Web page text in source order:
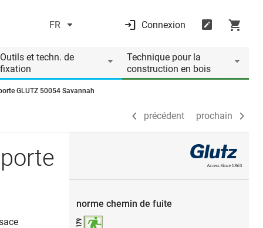
FR Connexion
Outils et techn. de
fixation
Technique pour la
construction en bois
GLUTZ 50054 Savannah
précédent prochain
précédent prochain
norme chemin de fuite